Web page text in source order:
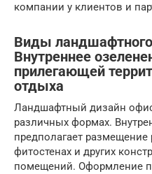
компании у клиентов и
Виды
Внутреннее
прилегающей
отдыха
Ландшафтный дизайн
различных формах.
предполагает
фитостенах и других
помещений. Оформление